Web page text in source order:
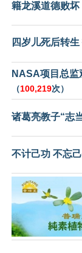
籍龙溪道德败坏
四岁儿死后转
NASA项目总监
（100,219次）
诸葛亮教子“志
不计己功 不忘